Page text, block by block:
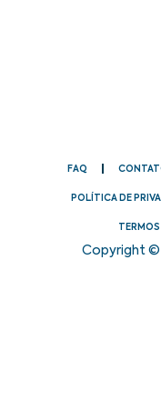
FAQ
POLÍTICA DE
Copyright ©